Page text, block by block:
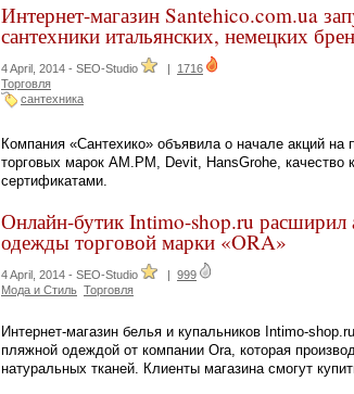
Интернет-магазин Santehico.com.ua
сантехники итальянских, немецких
4 April, 2014 - SEO-Studio | 1716
Торговля
сантехника
Компания «Сантехико» объявила о начале акций на
торговых марок AM.PM, Devit, HansGrohe,
сертификатами.
Онлайн-бутик Intimo-shop.ru расширил
одежды торговой марки «ORA»
4 April, 2014 - SEO-Studio | 999
Мода и Стиль Торговля
Интернет-магазин белья и купальников Intimo-
пляжной одеждой от компании Ora, которая
натуральных тканей. Клиенты магазина смогут